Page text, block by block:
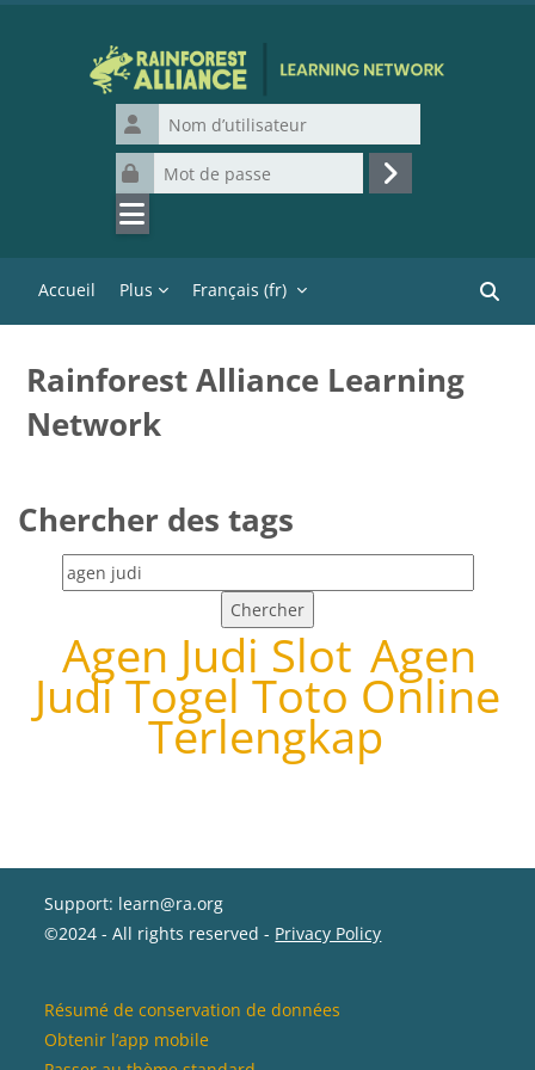
Nom d’utilisateur
Mot de passe
Connexion
Accueil Plus Français ‎(fr)‎
Rainforest Alliance Learning
Network
Chercher des tags
Chercher des tags
Agen Judi Slot Agen
Judi Togel Toto Online
Terlengkap
Support: learn@ra.org
©2024 - All rights reserved - Privacy Policy
Résumé de conservation de données
Obtenir l’app mobile